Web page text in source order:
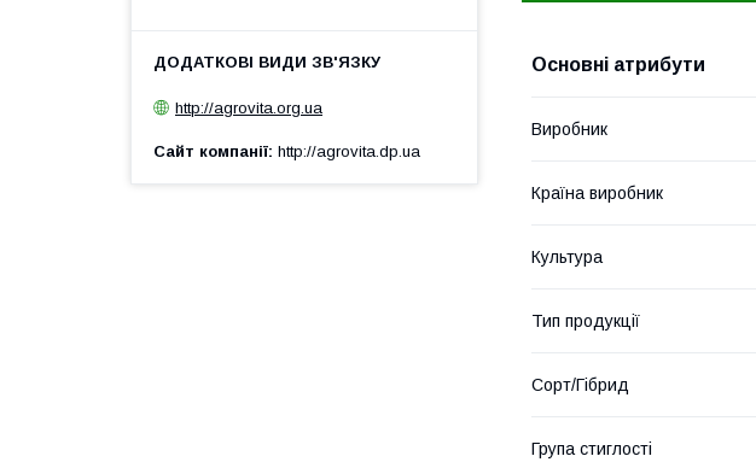
Основні атрибути
Виробник
Країна виробник
Культура
Тип продукції
Сорт/Гібрид
Група стиглості
http://agrovita.org.ua
Сайт компанії http://agrovita.dp.ua